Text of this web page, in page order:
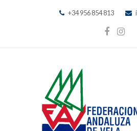
+34 956 854 813